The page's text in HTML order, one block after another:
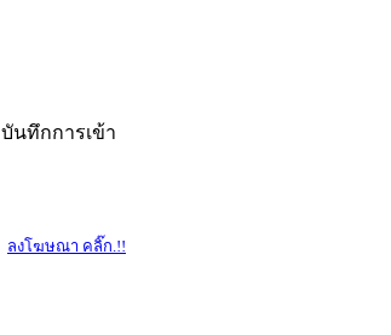
บันทึกการเข้า
ลงโฆษณา คลิ๊ก.!!